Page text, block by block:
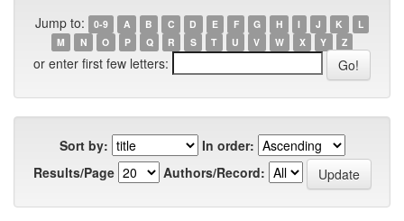
Jump to: 0-9 A B C D E F G H I J K
L
M
N O P Q R S T U V W X Y Z
or enter first few letters:
Sort by:
In order:
Results/Page
Authors/Record: